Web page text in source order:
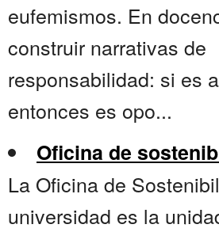
eufemismos. En
construir narrativas de
responsabilidad: si es
entonces es opo...
Oficina de
La Oficina de
universidad es la